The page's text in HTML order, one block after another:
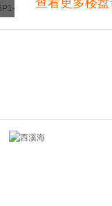
查看更多楼